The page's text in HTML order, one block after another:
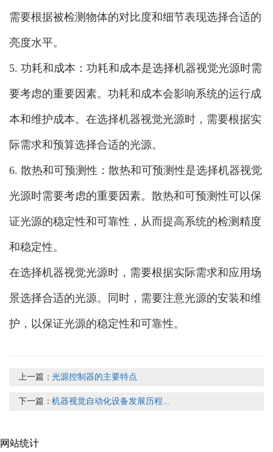
需要根据被检测物体的对比度和细节表现选择合适的
亮度水平。
5. 功耗和成本：功耗和成本是选择机器视觉光源时需
要考虑的重要因素。功耗和成本会影响系统的运行成
本和维护成本。在选择机器视觉光源时，需要根据实
际需求和预算选择合适的光源。
6. 散热和可预测性：散热和可预测性是选择机器视觉
光源时需要考虑的重要因素。散热和可预测性可以保
证光源的稳定性和可靠性，从而提高系统的检测精度
和稳定性。
在选择机器视觉光源时，需要根据实际需求和应用场
景选择合适的光源。同时，需要注意光源的安装和维
护，以保证光源的稳定性和可靠性。
上一篇：光源控制器的主要特点
下一篇：机器视觉自动化设备发展历程...
网站统计